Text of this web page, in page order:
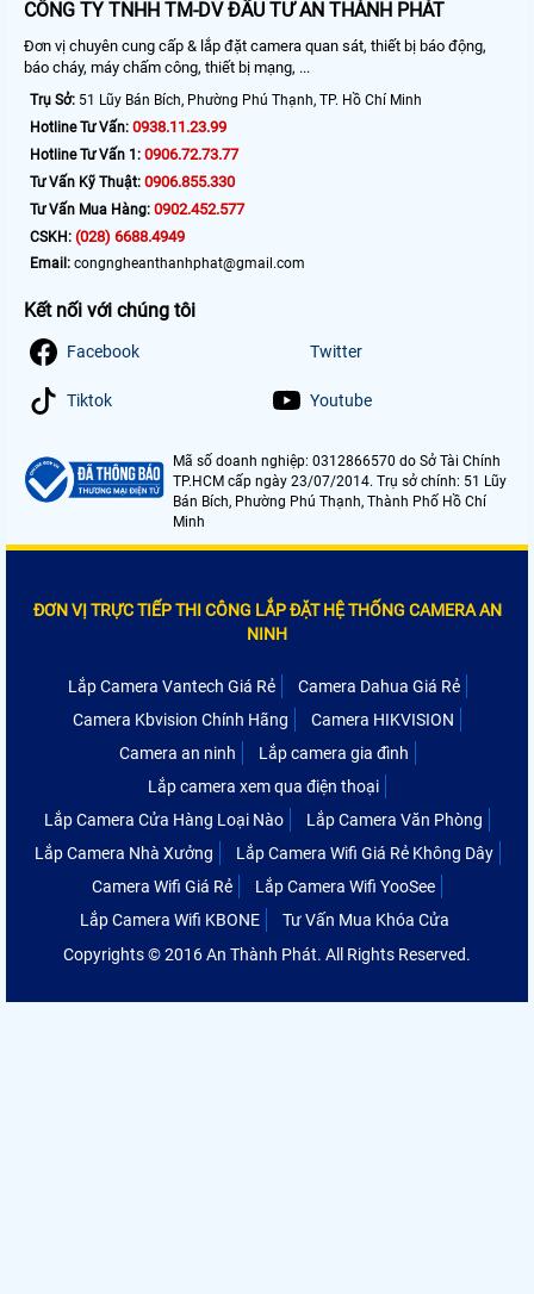
CÔNG TY TNHH TM-DV ĐẦU TƯ AN THÀNH PHÁT
Đơn vị chuyên cung cấp & lắp đặt camera quan sát, thiết bị báo động,
báo cháy, máy chấm công, thiết bị mạng, ...
Trụ Sở: 51 Lũy Bán Bích, Phường Phú Thạnh, TP. Hồ Chí Minh
Hotline Tư Vấn: 0938.11.23.99
Hotline Tư Vấn 1: 0906.72.73.77
Tư Vấn Kỹ Thuật: 0906.855.330
Tư Vấn Mua Hàng: 0902.452.577
CSKH: (028) 6688.4949
Email: congngheanthanhphat@gmail.com
Kết nối với chúng tôi
Facebook Twitter
Tiktok Youtube
Mã số doanh nghiệp: 0312866570 do Sở Tài Chính
TP.HCM cấp ngày 23/07/2014. Trụ sở chính: 51 Lũy
Bán Bích, Phường Phú Thạnh, Thành Phố Hồ Chí
Minh
ĐƠN VỊ TRỰC TIẾP THI CÔNG LẮP ĐẶT HỆ THỐNG CAMERA AN
NINH
Lắp Camera Vantech Giá Rẻ
Camera Dahua Giá Rẻ
Camera Kbvision Chính Hãng
Camera HIKVISION
Camera an ninh
Lắp camera gia đình
Lắp camera xem qua điện thoại
Lắp Camera Cửa Hàng Loại Nào
Lắp Camera Văn Phòng
Lắp Camera Nhà Xưởng
Lắp Camera Wifi Giá Rẻ Không Dây
Camera Wifi Giá Rẻ
Lắp Camera Wifi YooSee
Lắp Camera Wifi KBONE
Tư Vấn Mua Khóa Cửa
Copyrights © 2016 An Thành Phát. All Rights Reserved.